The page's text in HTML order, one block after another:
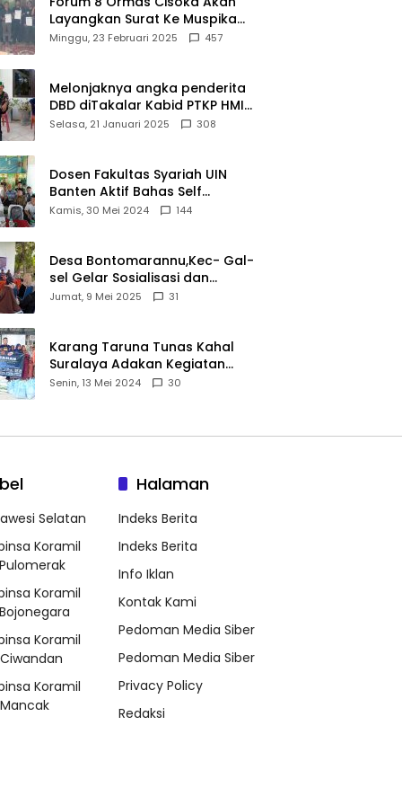
Layangkan Surat Ke Muspika
Atas Adanya Kantor Matel di
Minggu, 23 Februari 2025 457
Melonjaknya angka penderita
DBD diTakalar Kabid PTKP HMI
Cab.Takalar angkat bicara
Selasa, 21 Januari 2025 308
Dosen Fakultas Syariah UIN
Banten Aktif Bahas Self
Declare Halal dalam Forum
Kamis, 30 Mei 2024 144
Desa Bontomarannu,Kec- Gal-
sel Gelar Sosialisasi dan
Bimtek Pemutakhiran Data ID
Jumat, 9 Mei 2025 31
Karang Taruna Tunas Kahal
Suralaya Adakan Kegiatan
Bansos Terhadap Kaum
Senin, 13 Mei 2024 30
Selatan
Koramil
Koramil
Koramil
Koramil
Halaman
Indeks Berita
Indeks Berita
Info Iklan
Kontak Kami
Pedoman Media Siber
Pedoman Media Siber
Privacy Policy
Redaksi